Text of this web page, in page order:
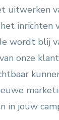
uitwerken
inrichten
wordt blij
onze
in jouw